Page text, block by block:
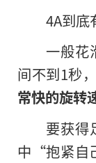
4A到底
一般花
间不到1秒
常快的旋转
要获得
中“抱紧自